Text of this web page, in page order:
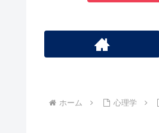
ホーム 心理学